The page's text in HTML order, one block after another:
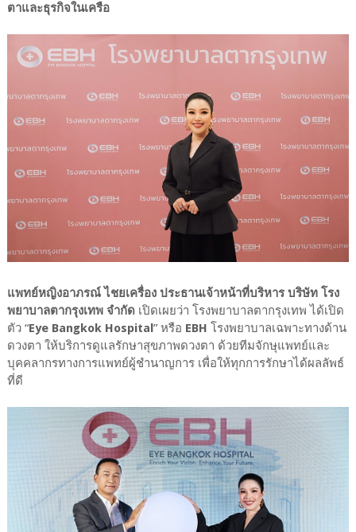
ตาและธุรกิจในเครือ
แพทย์หญิงอาภรณ์ ไชยเครื่อง ประธานเจ้าหน้าที่บริหาร บริษัท โรง
พยาบาลตากรุงเทพ จำกัดเปิดเผยว่า โรงพยาบาลตากรุงเทพ ได้เปิด
ตัว “Eye Bangkok Hospital ” หรือ EBH โรงพยาบาลเฉพาะทางด้าน
ดวงตา ให้บริการดูแลรักษาสุขภาพดวงตา ด้วยทีมจักษุแพทย์และ
บุคคลากรทางการแพทย์ผู้ชำนาญการ เพื่อให้ทุกการรักษาได้ผลลัพธ์
ที่ดี